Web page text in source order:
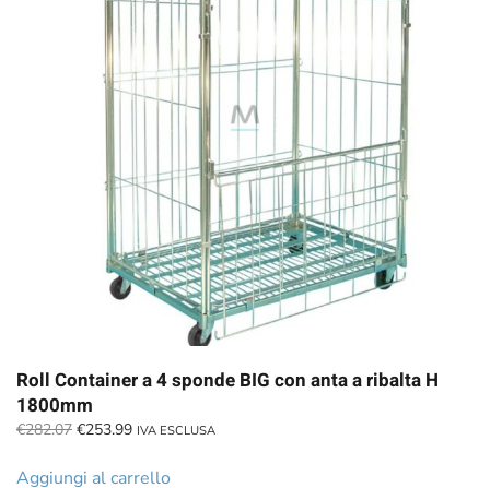
Roll Container a 4 sponde BIG con anta a ribalta H
1800mm
€282.07 Il
originale
€253.99Il
attuale
IVA ESCLUSA
Aggiungi al carrello